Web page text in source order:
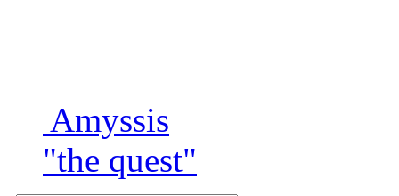
Amyssis
"the quest"